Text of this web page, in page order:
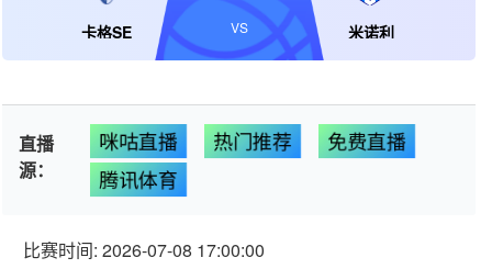
卡格SE 米诺利
VS
直播
源：
咪咕直播 热门推荐
免费直播
腾讯体育
比赛时间: 2026-07-08 17:00:00